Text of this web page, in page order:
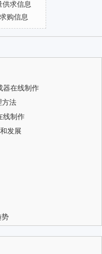
求信息
购信息
器在线制作
方法
线制作
发展